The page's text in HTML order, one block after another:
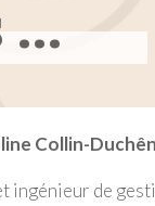
...
Collin-
ingénieur de